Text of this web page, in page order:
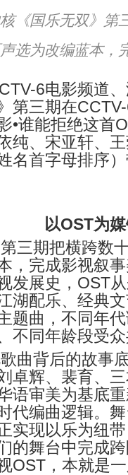
《国乐无双》第
选为改编蓝本，
6电影频道
第三期在
•谁能拒绝这首
纯、宋亚轩、
名首字母排序
以OST为
第三期把横跨数
，完成影视叙
发展史， OST
湖配乐、经典
题曲，不同年
不同年龄段受
曲背后的故事
卓辉、裴育、
语审美为基底
代编曲逻辑。
实现以乐为纽
的舞台中完成
OST ，本就是